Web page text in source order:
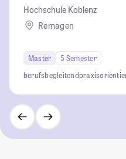
Hochschule Koblenz
Remagen
Master
5 Semester
berufsbegleitend